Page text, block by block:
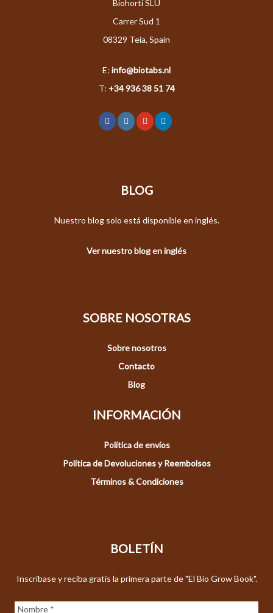
Biohorti SLU
Carrer Sud 1
08329 Teia, Spain
E: info@biotabs.nl
T: +34 936 38 51 74
BLOG
Nuestro blog solo está disponible en inglés.
Ver nuestro blog en inglés
SOBRE NOSOTRAS
Sobre nosotros
Contacto
Blog
INFORMACIÓN
Política de envíos
Política de Devoluciones y Reembolsos
Términos & Condiciones
BOLETÍN
Inscríbase y reciba gratis la primera parte de "El Bio Grow Book".